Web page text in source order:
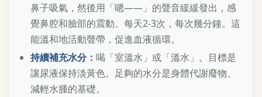
鼻子吸氣，然後用「嗯——」的聲音緩緩發出，感
覺鼻腔和臉部的震動。每天2-3次，每次幾分鐘。這
能溫和地活動聲帶，促進血液循環。
持續補充水分： 喝「室溫水」或「溫水」。目標是
讓尿液保持淡黃色。足夠的水分是身體代謝廢物、
減輕水腫的基礎。